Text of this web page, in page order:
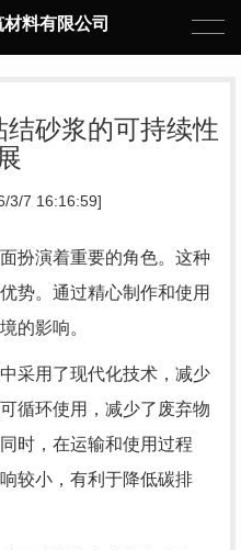
料有限公司
砂浆的可持续性
3/7 16:16:59]
扮演着重要的角色。这种
势。通过精心制作和使用
的影响。
采用了现代化技术，减少
循环使用，减少了废弃物
时，在运输和使用过程
较小，有利于降低碳排